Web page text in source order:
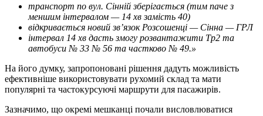
транспорт по вул. Сінній зберігається (тим паче з
меншим інтервалом — 14 хв замість 40)
відкривається новий зв’язок Розсошенці — Сінна — ГРЛ
інтервал 14 хв дасть змогу розвантажити Тр2 та
автобуси № 33 № 56 та частково № 49.»
На його думку, запропоновані рішення дадуть можливість
ефективніше використовувати рухомий склад та мати
популярні та частокурсуючі маршрути для пасажирів.
Зазначимо, що окремі мешканці почали висловлюватися